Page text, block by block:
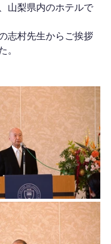
山梨県内のホテルで
志村先生からご挨拶